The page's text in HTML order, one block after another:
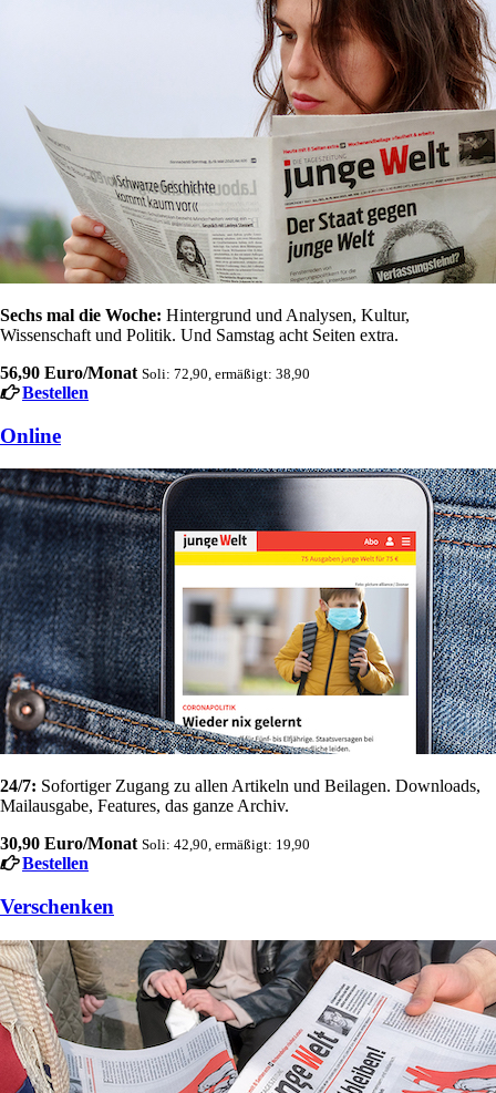
Sechs mal die Woche: Hintergrund und Analysen, Kultur,
Wissenschaft und Politik. Und Samstag acht Seiten extra.
56,90 Euro/Monat Soli: 72,90, ermäßigt: 38,90
Bestellen
Online
24/7: Sofortiger Zugang zu allen Artikeln und Beilagen. Downloads,
Mailausgabe, Features, das ganze Archiv.
30,90 Euro/Monat Soli: 42,90, ermäßigt: 19,90
Bestellen
Verschenken